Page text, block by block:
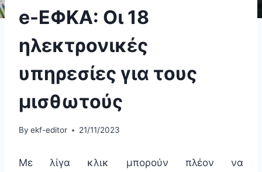
e-EΦKA: Οι 18
ηλεκτρονικές
υπηρεσίες για τους
μισθωτούς
By ekf-editor 21/11/2023
Με λίγα κλικ μπορούν πλέον να